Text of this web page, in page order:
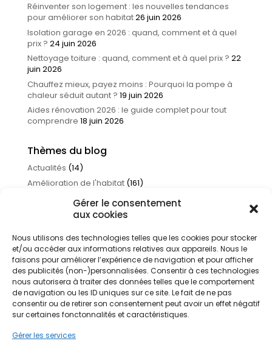
Gérer le consentement
aux cookies
Nous utilisons des technologies telles que les cookies pour stocker
et/ou accéder aux informations relatives aux appareils. Nous le
faisons pour améliorer l’expérience de navigation et pour afficher
des publicités (non-)personnalisées. Consentir à ces technologies
nous autorisera à traiter des données telles que le comportement
de navigation ou les ID uniques sur ce site. Le fait de ne pas
consentir ou de retirer son consentement peut avoir un effet négatif
sur certaines fonctonnalités et caractéristiques.
Gérer les services
Réinventer son logement : les nouvelles tendances
pour améliorer son habitat26 juin 2026
Isolation garage en 2026 : quand, comment et à quel
prix ? 24 juin 2026
Nettoyage toiture : quand, comment et à quel prix ? 22
juin 2026
Chauffez mieux, payez moins : Pourquoi la pompe à
chaleur séduit autant ? 19 juin 2026
Aides rénovation 2026 : le guide complet pour tout
comprendre 18 juin 2026
Thèmes du blog
Actualités (14)
Amélioration de l'habitat(161)
Infos et astuces
(56)
(1)
Traitement de l'eau(17)